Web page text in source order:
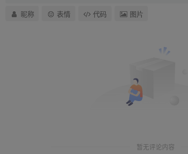
昵称 表情 代码 图片
暂无评论内容